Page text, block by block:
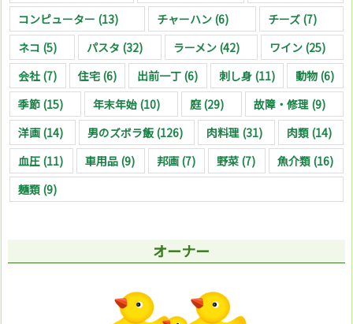
コンピューター (13) チャーハン (6) チーズ(7)
ネコ (5) パスタ (32) ラーメン(42) ワイン(25)
会社 (7) 住宅(6) 出前一丁 (6) 刺し身(11) 動物 (6)
季節 (15) 年末年始 (10) 庭(29) 故障・修理 (9)
洋画(14) 男のズボラ飯(126) 肉料理 (31) 肉類(14)
血圧 (11) 車用品(9) 邦画(7) 野菜 (7) 魚介類 (16)
麺類 (9)
オーナー